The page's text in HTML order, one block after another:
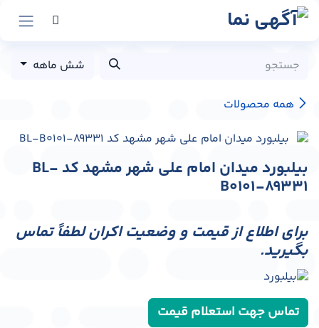
پرش به محتوا
همه محصولات
شش ماهه
بیلبورد میدان امام علی شهر مشهد کد BL-
B0101-89331
برای اطلاع از قیمت و وضعیت اکران لطفاً تماس
بگیرید.
تماس جهت استعلام قیمت